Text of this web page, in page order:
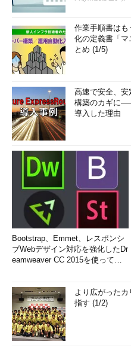
作業手順書は
化の定義書「マ
とめ (1/5)
高速で安全、安
構築のカギに
導入した理由
Bootstrap、Emmet、レスポンシ
ブWebデザイン対応を強化したDr
eamweaver CC 2015を使って
より広がった
指す (1/2)